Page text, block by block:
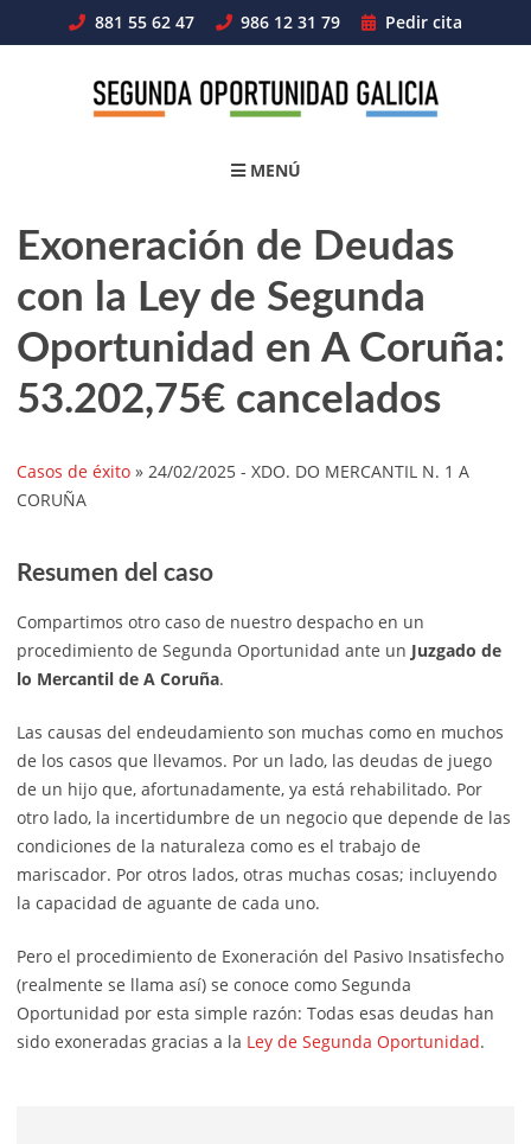
to
881 55 62 47 986 12 31 79 Pedir cita
MENÚ
Exoneración de Deudas
con la Ley de Segunda
Oportunidad en A Coruña:
53.202,75€ cancelados
Casos de éxito » 24/02/2025 - XDO. DO MERCANTIL N. 1 A
CORUÑA
Resumen del caso
Compartimos otro caso de nuestro despacho en un
procedimiento de Segunda Oportunidad ante un Juzgado de
lo Mercantil de A Coruña.
Las causas del endeudamiento son muchas como en muchos
de los casos que llevamos. Por un lado, las deudas de juego
de un hijo que, afortunadamente, ya está rehabilitado. Por
otro lado, la incertidumbre de un negocio que depende de las
condiciones de la naturaleza como es el trabajo de
mariscador. Por otros lados, otras muchas cosas; incluyendo
la capacidad de aguante de cada uno.
Pero el procedimiento de Exoneración del Pasivo Insatisfecho
(realmente se llama así) se conoce como Segunda
Oportunidad por esta simple razón: Todas esas deudas han
sido exoneradas gracias a la Ley de Segunda Oportunidad.